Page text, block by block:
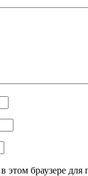
этом браузере